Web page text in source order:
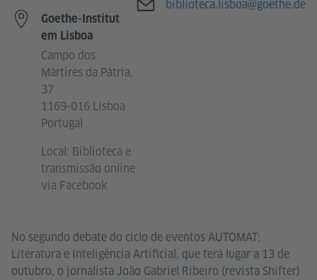
No segundo debate do ciclo de eventos AUTOMAT:
Literatura e Inteligência Artificial, que terá lugar a 13 de
outubro, o jornalista João Gabriel Ribeiro (revista Shifter)
Goethe-Institut
em Lisboa
Campo dos
Mártires da Pátria,
37
1169-016 Lisboa
Portugal
Local: Biblioteca e
transmissão online
via Facebook
E-mail
biblioteca.lisboa@goethe.de